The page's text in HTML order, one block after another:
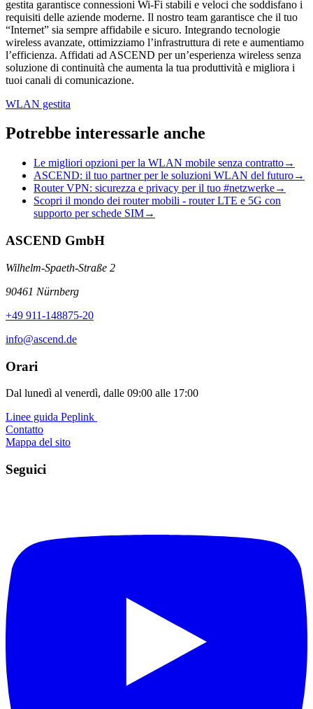
gestita garantisce connessioni Wi-Fi stabili e veloci che soddisfano i
requisiti delle aziende moderne. Il nostro team garantisce che il tuo
“Internet” sia sempre affidabile e sicuro. Integrando tecnologie
wireless avanzate, ottimizziamo l’infrastruttura di rete e aumentiamo
l’efficienza. Affidati ad ASCEND per un’esperienza wireless senza
soluzione di continuità che aumenta la tua produttività e migliora i
tuoi canali di comunicazione.
WLAN gestita
Potrebbe interessarle anche
Le migliori opzioni per la WLAN mobile senza contratto→
ASCEND: il tuo partner per le soluzioni WLAN del futuro→
Router VPN: sicurezza e privacy per il tuo #netzwerke→
Scopri il mondo dei router mobili - router LTE e 5G con
supporto per schede SIM→
ASCEND GmbH
Wilhelm-Spaeth-Straße 2
90461 Nürnberg
+49 911-148875-20
info@ascend.de
Orari
Dal lunedì al venerdì, dalle 09:00 alle 17:00
Linee guida Peplink ️
Contatto
Mappa del sito
Seguici